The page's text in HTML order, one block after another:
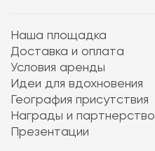
Наша площадка
Доставка и оплата
Условия аренды
Идеи для вдохновения
География присутствия
Награды и партнерство
Презентации